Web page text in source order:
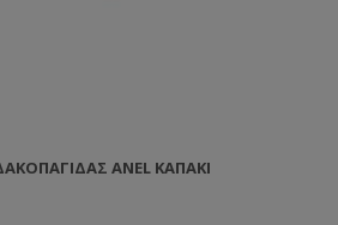
ANEL ΚΑΠΆΚΙ